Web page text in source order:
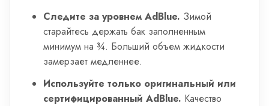
Следите за уровнем AdBlue. Зимой
старайтесь держать бак заполненным
минимум на ¾. Больший объем жидкости
замерзает медленнее.
Используйте только оригинальный или
сертифицированный AdBlue. Качество